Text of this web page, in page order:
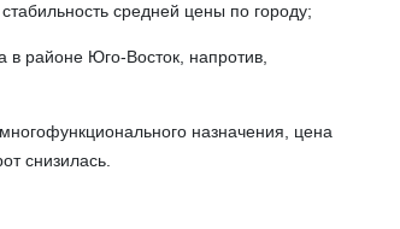
средней цены по городу;
в районе Юго-Восток, напротив,
назначения, цена
снизилась.